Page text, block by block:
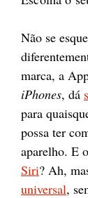
Não se
marca, a
iPhones, dá
para
possa ter
aparelho. E
Siri? Ah,
universal,